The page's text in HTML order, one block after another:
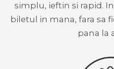
simplu, ieftin si rapid.
biletul in mana, fara sa
pana la